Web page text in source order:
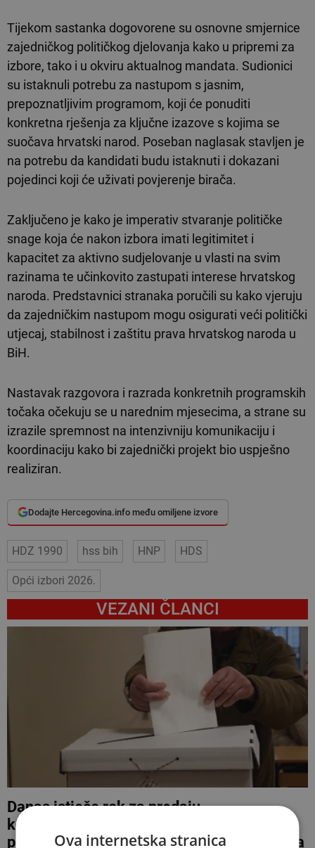
Tijekom sastanka dogovorene su osnovne smjernice
zajedničkog političkog djelovanja kako u pripremi za
izbore, tako i u okviru aktualnog mandata. Sudionici
su istaknuli potrebu za nastupom s jasnim,
prepoznatljivim programom, koji će ponuditi
konkretna rješenja za ključne izazove s kojima se
suočava hrvatski narod. Poseban naglasak stavljen je
na potrebu da kandidati budu istaknuti i dokazani
pojedinci koji će uživati povjerenje birača.
Zaključeno je kako je imperativ stvaranje političke
snage koja će nakon izbora imati legitimitet i
kapacitet za aktivno sudjelovanje u vlasti na svim
razinama te učinkovito zastupati interese hrvatskog
naroda. Predstavnici stranaka poručili su kako vjeruju
da zajedničkim nastupom mogu osigurati veći politički
utjecaj, stabilnost i zaštitu prava hrvatskog naroda u
BiH.
Nastavak razgovora i razrada konkretnih programskih
točaka očekuju se u narednim mjesecima, a strane su
izrazile spremnost na intenzivniju komunikaciju i
koordinaciju kako bi zajednički projekt bio uspješno
realiziran.
Dodajte Hercegovina.info među omiljene izvore
HDZ 1990 hss bih HNP HDS
Opći izbori 2026.
VEZANI ČLANCI
Danas istječe rok za predaju
kompenzacijskih lista s kojih se u
parlament može i sa svega nekoliko stotina
Ova internetska stranica